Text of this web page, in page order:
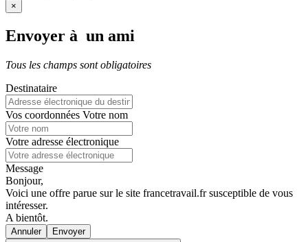
×
Envoyer à un ami
Tous les champs sont obligatoires
Destinataire
Vos coordonnées Votre nom
Votre adresse électronique
Message
Bonjour,
Voici une offre parue sur le site francetravail.fr susceptible de vous
intéresser.
A bientôt.
Annuler